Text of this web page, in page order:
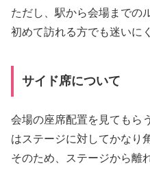
ただし、駅から会場までの
初めて訪れる方でも迷いに
サイド席について
会場の座席配置を見てもら
はステージに対してかなり
そのため、ステージから離